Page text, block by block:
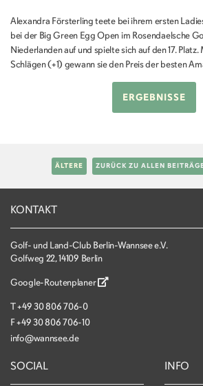
Alexandra Försterling teete bei ihrem ersten
bei der Big Green Egg Open im Rosendaelsche
Niederlanden auf und spielte sich auf den 17. Platz.
Schlägen (+1) gewann sie den Preis der besten
ERGEBNISSE
ÄLTERE ZURÜCK ZU ALLEN
KONTAKT
Golf- und Land-Club Berlin-Wannsee e.V.
Golfweg 22, 14109 Berlin
Google-Routenplaner
T+49 30 806 706-0
F+49 30 806 706-10
info@wannsee.de
SOCIAL INFO